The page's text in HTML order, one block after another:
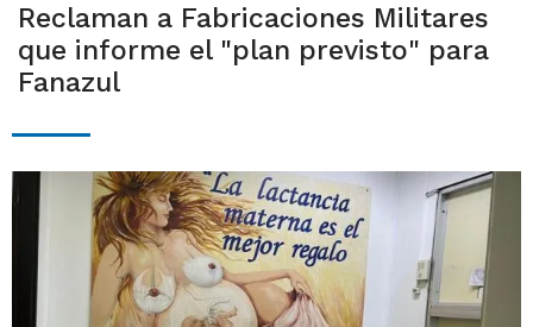
Reclaman a Fabricaciones Militares
que informe el "plan previsto" para
Fanazul